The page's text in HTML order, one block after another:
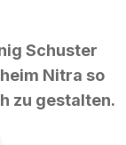
Schuster
Nitra so
zu gestalten.